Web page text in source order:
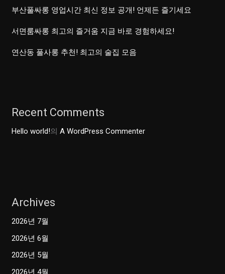
부산풀싸롱 영업시간 최신 정보 공개! 언제든 즐기세요
서면룸싸롱 최고의 즐거움 지금 바로 경험하세요!
연산동 풀사롱 추천! 최고의 술집 모음
Recent Comments
Hello world!의A WordPress Commenter
Archives
2026년 7월
2026년 6월
2026년 5월
2026년 4월